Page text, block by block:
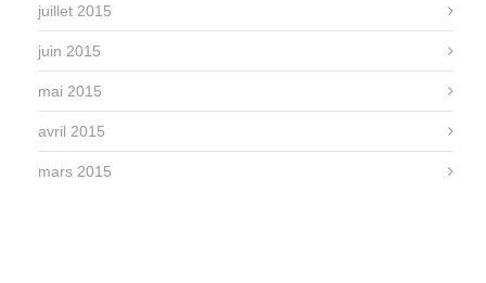
juillet 2015
juin 2015
mai 2015
avril 2015
mars 2015